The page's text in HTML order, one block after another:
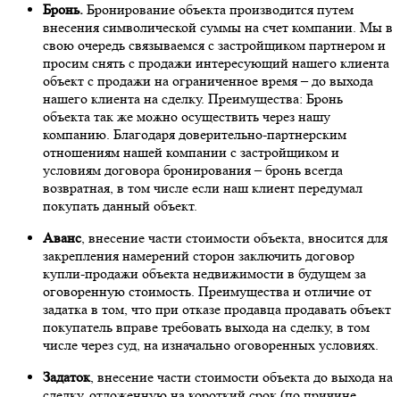
Бронь. Бронирование объекта производится путем
внесения символической суммы на счет компании. Мы в
свою очередь связываемся с застройщиком партнером и
просим снять с продажи интересующий нашего клиента
объект с продажи на ограниченное время – до выхода
нашего клиента на сделку. Преимущества: Бронь
объекта так же можно осуществить через нашу
компанию. Благодаря доверительно-партнерским
отношениям нашей компании с застройщиком и
условиям договора бронирования – бронь всегда
возвратная, в том числе если наш клиент передумал
покупать данный объект.
Аванс, внесение части стоимости объекта, вносится для
закрепления намерений сторон заключить договор
купли-продажи объекта недвижимости в будущем за
оговоренную стоимость. Преимущества и отличие от
задатка в том, что при отказе продавца продавать объект
покупатель вправе требовать выхода на сделку, в том
числе через суд, на изначально оговоренных условиях.
Задаток, внесение части стоимости объекта до выхода на